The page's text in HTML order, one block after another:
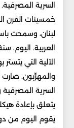
السرية
خمسينات القرن
لبنان، وسمحت
الآلية التي
والمهرِّبون.
السرية
يتعلق بإعادة
يقوم اليوم من